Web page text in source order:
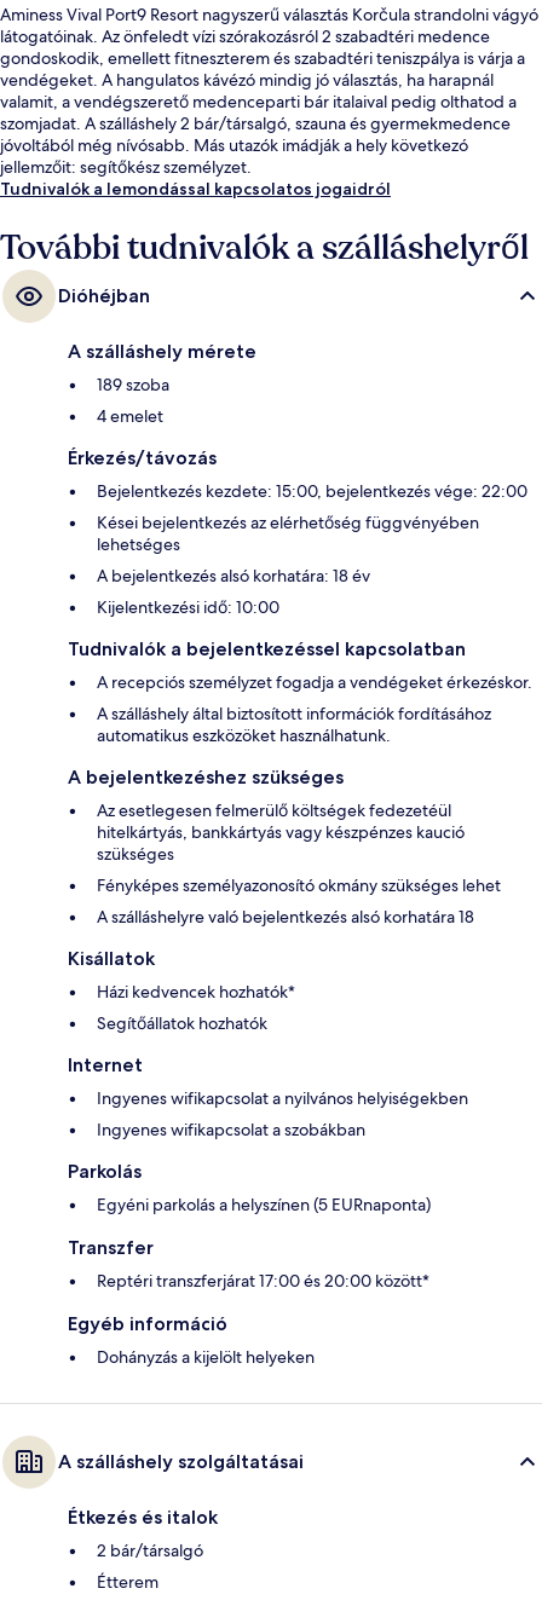
Aminess Vival Port9 Resort nagyszerű választás Korčula strandolni vágyó
látogatóinak. Az önfeledt vízi szórakozásról 2 szabadtéri medence
gondoskodik, emellett fitneszterem és szabadtéri teniszpálya is várja a
vendégeket. A hangulatos kávézó mindig jó választás, ha harapnál
valamit, a vendégszerető medenceparti bár italaival pedig olthatod a
szomjadat. A szálláshely 2 bár/társalgó, szauna és gyermekmedence
jóvoltából még nívósabb. Más utazók imádják a hely következó
jellemzőit: segítőkész személyzet.
Tudnivalók a lemondással kapcsolatos jogaidról
További tudnivalók a szálláshelyről
Dióhéjban
A szálláshely mérete
189 szoba
4 emelet
Érkezés/távozás
Bejelentkezés kezdete: 15:00, bejelentkezés vége: 22:00
Kései bejelentkezés az elérhetőség függvényében
lehetséges
A bejelentkezés alsó korhatára: 18 év
Kijelentkezési idő: 10:00
Tudnivalók a bejelentkezéssel kapcsolatban
A recepciós személyzet fogadja a vendégeket érkezéskor.
A szálláshely által biztosított információk fordításához
automatikus eszközöket használhatunk.
A bejelentkezéshez szükséges
Az esetlegesen felmerülő költségek fedezetéül
hitelkártyás, bankkártyás vagy készpénzes kaució
szükséges
Fényképes személyazonosító okmány szükséges lehet
A szálláshelyre való bejelentkezés alsó korhatára 18
Kisállatok
Házi kedvencek hozhatók*
Segítőállatok hozhatók
Internet
Ingyenes wifikapcsolat a nyilvános helyiségekben
Ingyenes wifikapcsolat a szobákban
Parkolás
Egyéni parkolás a helyszínen (5 EURnaponta)
Transzfer
Reptéri transzferjárat 17:00 és 20:00 között*
Egyéb információ
Dohányzás a kijelölt helyeken
A szálláshely szolgáltatásai
Étkezés és italok
2 bár/társalgó
Étterem